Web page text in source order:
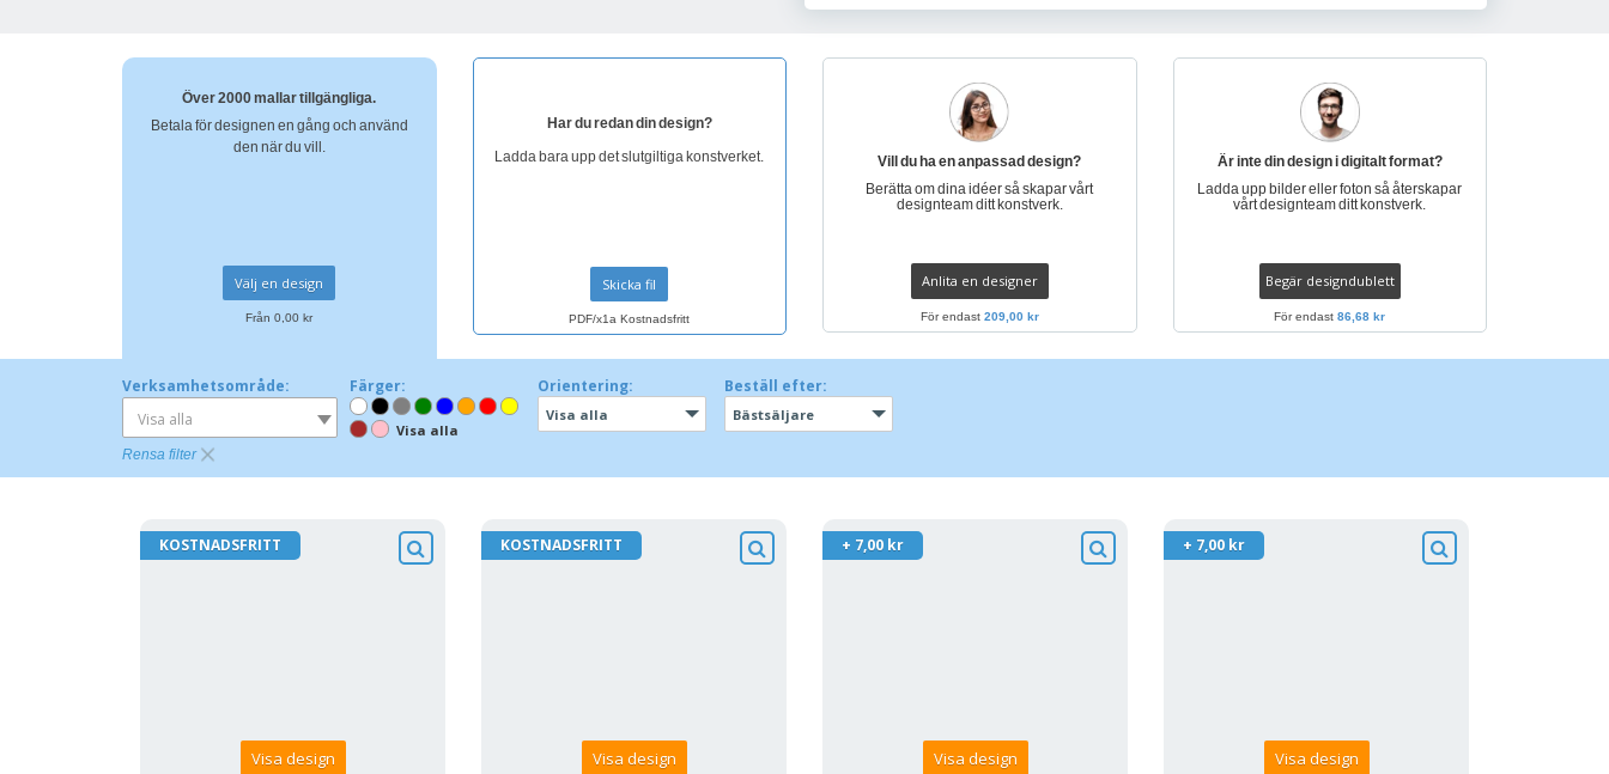
Över 2000 mallar tillgängliga.
Betala för designen en gång och använd
den när du vill.
Välj en design
Från 0,00 kr
Har du redan din design?
Ladda bara upp det slutgiltiga konstverket.
Skicka fil
PDF/x1a Kostnadsfritt
Vill du ha en anpassad design?
Berätta om dina idéer så skapar vårt
designteam ditt konstverk.
Anlita en designer
För endast 209,00 kr
Är inte din design i digitalt format?
Ladda upp bilder eller foton så återskapar
vårt designteam ditt konstverk.
Begär designdublett
För endast86,68 kr
Verksamhetsområde:
Visa alla
Färger:
Visa alla
Orientering:
Visa alla
Beställ efter:
Bästsäljare
Rensa filter
KOSTNADSFRITT
Visa design
KOSTNADSFRITT
Visa design
+ 7,00 kr
Visa design
+ 7,00 kr
Visa design